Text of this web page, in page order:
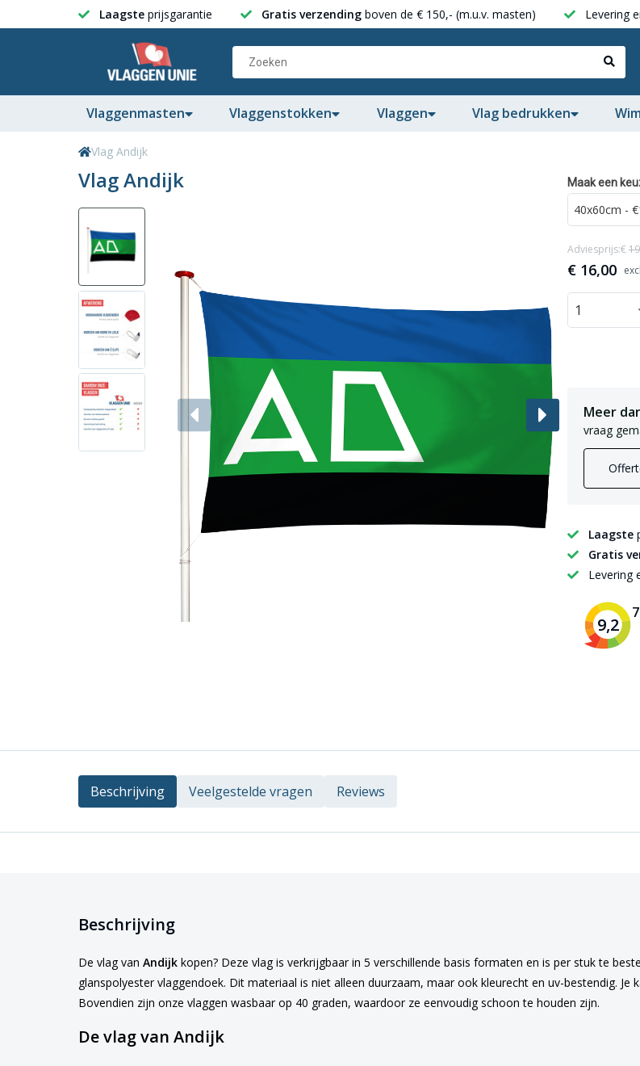
Laagste prijsgarantie Gratis verzending boven de € 150,- (m.u.v. masten) Levering
Vlaggenmasten Vlaggenstokken Vlaggen Vlag bedrukken
Vlag Andijk
Vlag Andijk Maak een
€ 16,00
Adviesprijs:€
Meer
vraag
Laagste
Gratis
Levering
9,2
Beschrijving Veelgestelde vragen Reviews
Beschrijving
De vlag van Andijk kopen? Deze vlag is verkrijgbaar in 5 verschillende basis formaten en is per stuk te
glanspolyester vlaggendoek. Dit materiaal is niet alleen duurzaam, maar ook kleurecht en uv-bestendig.
Bovendien zijn onze vlaggen wasbaar op 40 graden, waardoor ze eenvoudig schoon te houden zijn.
De vlag van Andijk